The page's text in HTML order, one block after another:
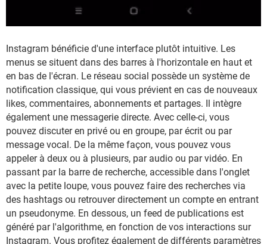
Instagram bénéficie d'une interface plutôt intuitive. Les
menus se situent dans des barres à l'horizontale en haut et
en bas de l'écran. Le réseau social possède un système de
notification classique, qui vous prévient en cas de nouveaux
likes, commentaires, abonnements et partages. Il intègre
également une messagerie directe. Avec celle-ci, vous
pouvez discuter en privé ou en groupe, par écrit ou par
message vocal. De la même façon, vous pouvez vous
appeler à deux ou à plusieurs, par audio ou par vidéo. En
passant par la barre de recherche, accessible dans l'onglet
avec la petite loupe, vous pouvez faire des recherches via
des hashtags ou retrouver directement un compte en entrant
un pseudonyme. En dessous, un feed de publications est
généré par l'algorithme, en fonction de vos interactions sur
Instagram. Vous profitez également de différents paramètres